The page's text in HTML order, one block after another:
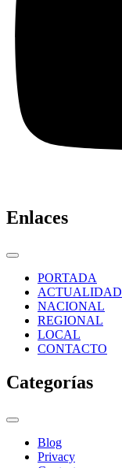
Enlaces
PORTADA
ACTUALIDAD
NACIONAL
REGIONAL
LOCAL
CONTACTO
Categorías
Blog
Privacy